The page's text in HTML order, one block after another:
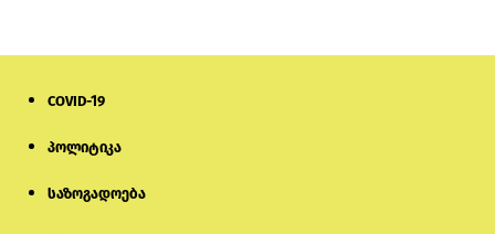
COVID-19
პოლიტიკა
საზოგადოება